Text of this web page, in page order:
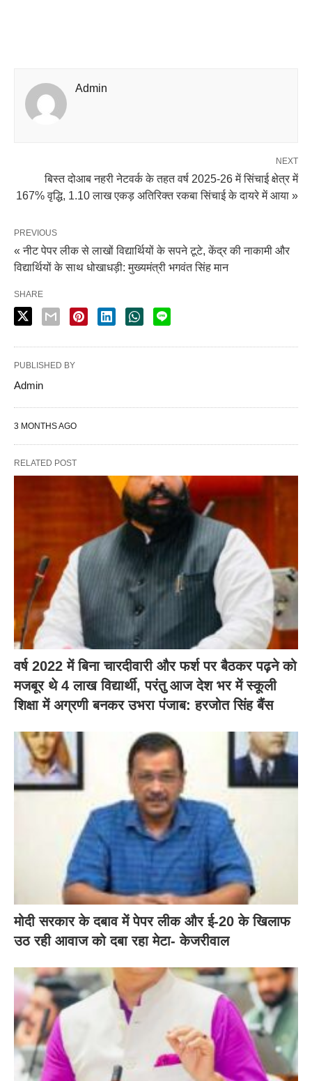
Admin
NEXT
बिस्त दोआब नहरी नेटवर्क के तहत वर्ष 2025-26 में सिंचाई क्षेत्र में
167% वृद्धि, 1.10 लाख एकड़ अतिरिक्त रकबा सिंचाई के दायरे में आया »
PREVIOUS
« नीट पेपर लीक से लाखों विद्यार्थियों के सपने टूटे, केंद्र की नाकामी और
विद्यार्थियों के साथ धोखाधड़ी: मुख्यमंत्री भगवंत सिंह मान
SHARE
PUBLISHED BY
Admin
3 MONTHS AGO
RELATED POST
वर्ष 2022 में बिना चारदीवारी और फर्श पर बैठकर पढ़ने को
मजबूर थे 4 लाख विद्यार्थी, परंतु आज देश भर में स्कूली
शिक्षा में अग्रणी बनकर उभरा पंजाब: हरजोत सिंह बैंस
मोदी सरकार के दबाव में पेपर लीक और ई-20 के खिलाफ
उठ रही आवाज को दबा रहा मेटा- केजरीवाल